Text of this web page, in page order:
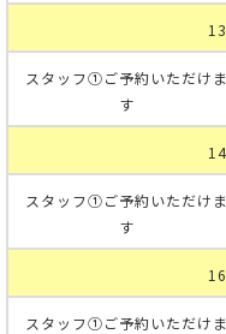
スタッフ①ご予約いただけま
す
スタッフ①ご予約いただけま
す
スタッフ①ご予約いただけま